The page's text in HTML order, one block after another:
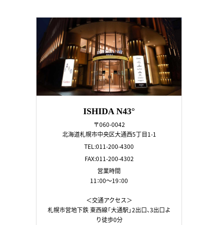
ISHIDA N43°
〒060-0042
北海道札幌市中央区大通西5丁目1-1
TEL:011-200-4300
FAX:011-200-4302
営業時間
11：00～19：00
＜交通アクセス＞
札幌市営地下鉄 東西線「大通駅」2出口、3出口よ
り徒歩0分